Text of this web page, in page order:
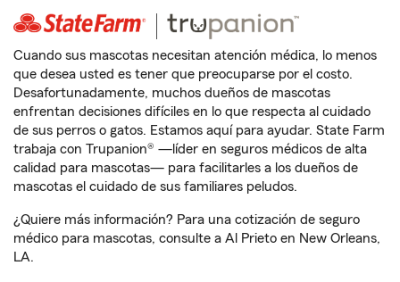
Cuando sus mascotas necesitan atención médica, lo menos
que desea usted es tener que preocuparse por el costo.
Desafortunadamente, muchos dueños de mascotas
enfrentan decisiones difíciles en lo que respecta al cuidado
de sus perros o gatos. Estamos aquí para ayudar. State Farm
trabaja con Trupanion® —líder en seguros médicos de alta
calidad para mascotas— para facilitarles a los dueños de
mascotas el cuidado de sus familiares peludos.
¿Quiere más información? Para una cotización de seguro
médico para mascotas, consulte a Al Prieto en New Orleans,
LA.